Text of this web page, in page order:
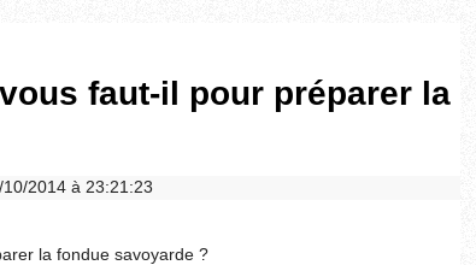
faut-il pour préparer la
10/2014 à 23:21:23
la fondue savoyarde ?